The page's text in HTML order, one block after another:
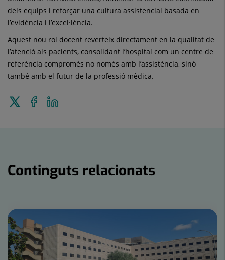
dels equips i reforçar una cultura assistencial basada en
l’evidència i l’excel·lència.
Aquest nou rol docent reverteix directament en la qualitat de
l’atenció als pacients, consolidant l’hospital com un centre de
referència compromès no només amb l’assistència, sinó
també amb el futur de la professió mèdica.
Enviar
Compartir
Continguts relacionats